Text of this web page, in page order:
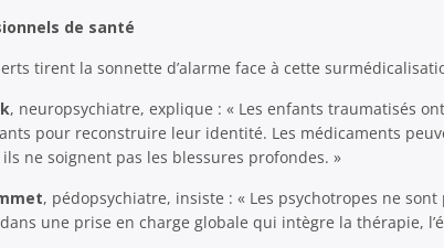
de santé
tirent la sonnette d’alarme face à cette
, neuropsychiatre, explique : « Les enfants traumatisés
pour reconstruire leur identité. Les médicaments
ne soignent pas les blessures profondes. »
, pédopsychiatre, insiste : « Les psychotropes ne
une prise en charge globale qui intègre la thérapie,